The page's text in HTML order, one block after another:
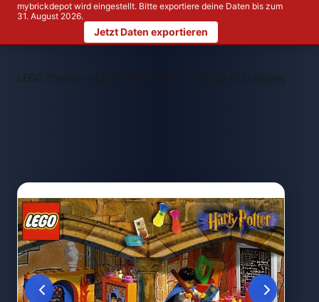
mybrickdepot wird eingestellt. Bitte exportiere deine Daten bis zum
31. August 2026.
Jetzt Daten exportieren
LEGO Themen > LEGO 4721 Hogwarts